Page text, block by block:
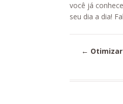
você já
seu dia a dia!
←